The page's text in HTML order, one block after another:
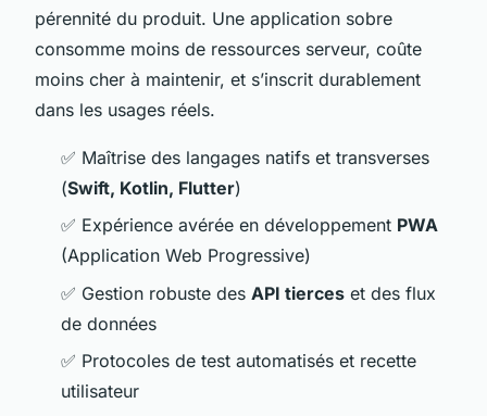
pérennité du produit. Une application sobre
consomme moins de ressources serveur, coûte
moins cher à maintenir, et s’inscrit durablement
dans les usages réels.
✅ Maîtrise des langages natifs et transverses
(Swift, Kotlin, Flutter)
✅ Expérience avérée en développement PWA
(Application Web Progressive)
✅ Gestion robuste des API tierces et des flux
de données
✅ Protocoles de test automatisés et recette
utilisateur